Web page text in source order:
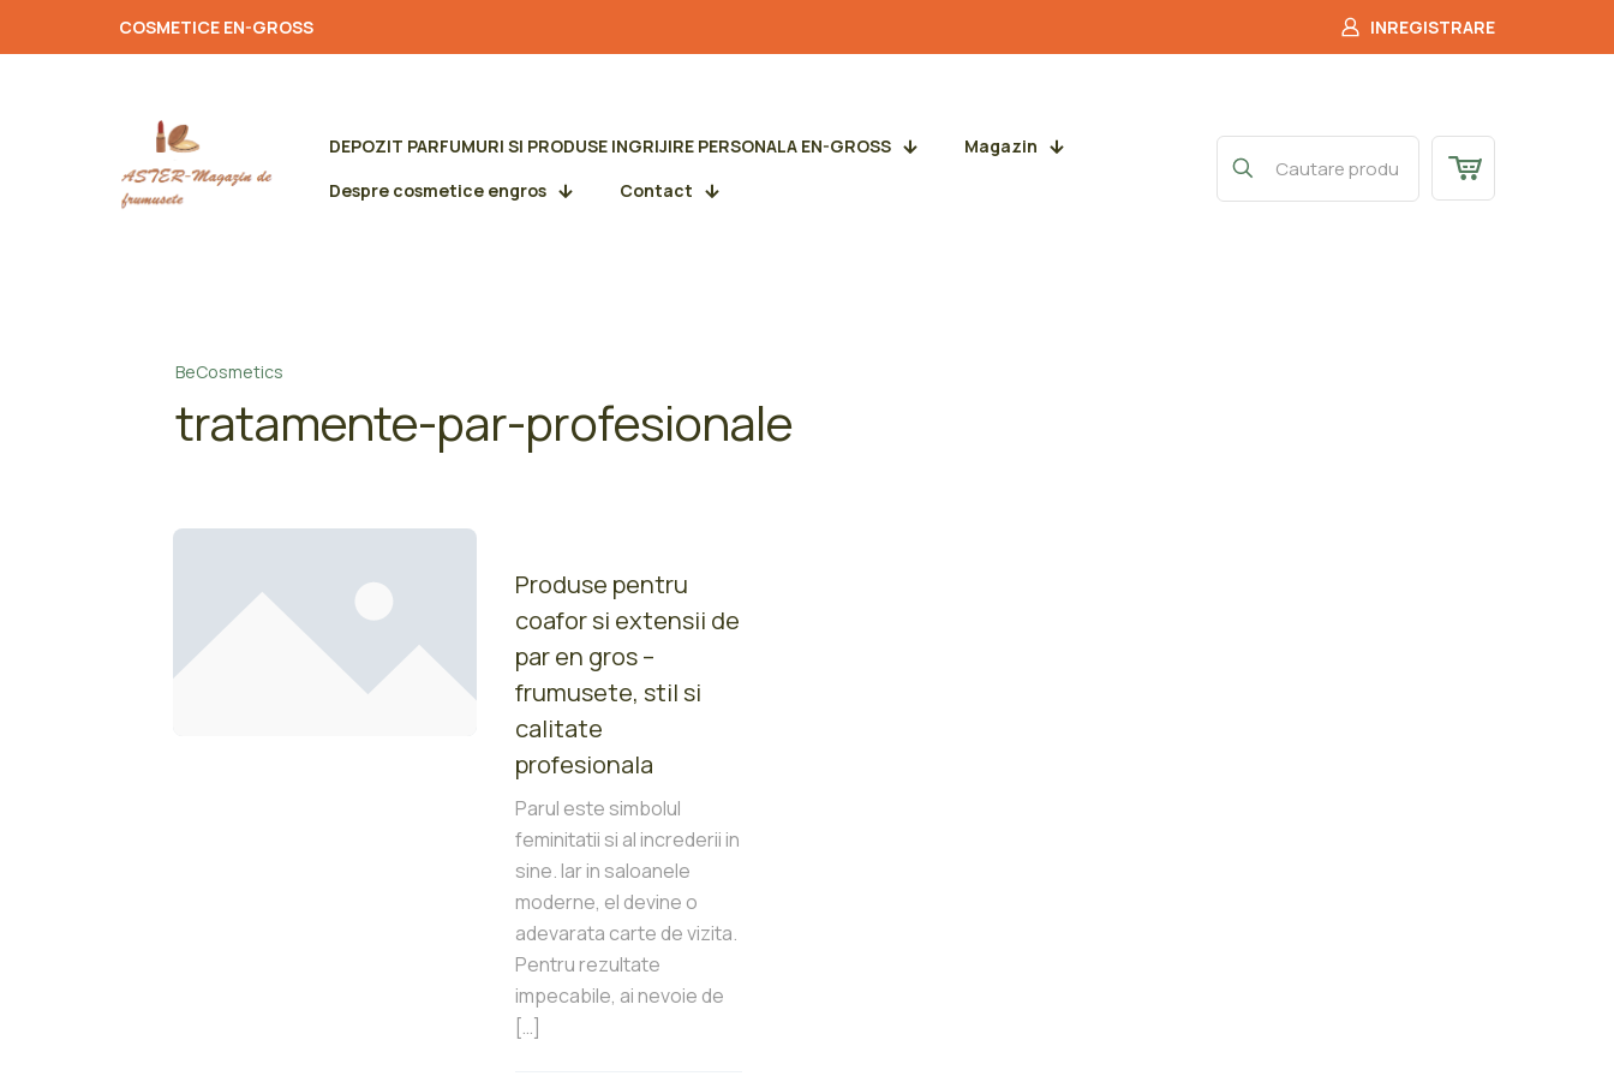
COSMETICE EN-GROSS INREGISTRARE
DEPOZIT PARFUMURI SI PRODUSE INGRIJIRE PERSONALA EN-GROSS
Magazin
Despre cosmetice engros
Contact
BeCosmetics
tratamente-par-profesionale
Produse pentru
coafor si extensii de
par en gros –
frumusete, stil si
calitate
profesionala
Parul este simbolul
feminitatii si al increderii in
sine. Iar in saloanele
moderne, el devine o
adevarata carte de vizita.
Pentru rezultate
impecabile, ai nevoie de
[…]